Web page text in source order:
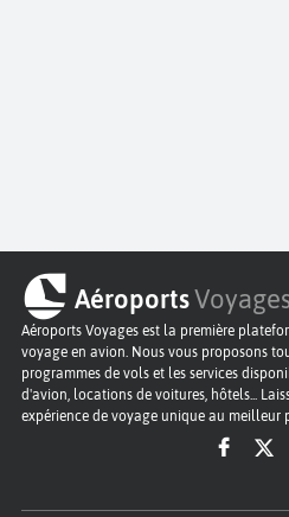
AéroportsVoyages
Aéroports Voyages est la première
voyage en avion. Nous vous proposons
programmes de vols et les services
d'avion, locations de voitures, hôtels...
expérience de voyage unique au meilleur